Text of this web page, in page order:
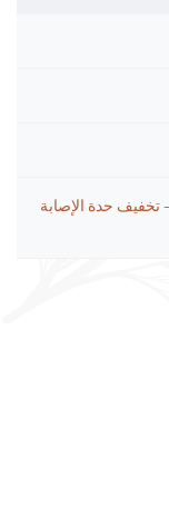
تخفيف حدة الإصابة